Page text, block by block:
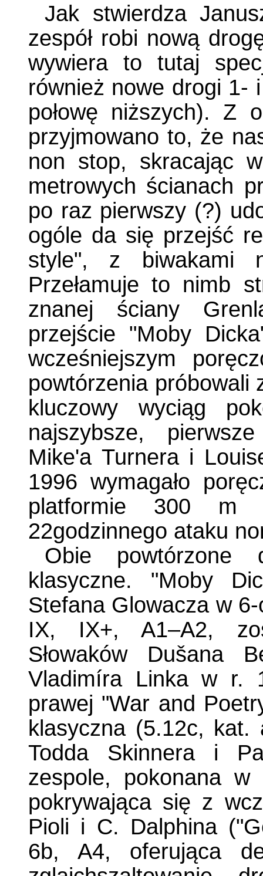
Jak stwierdza
zespół robi nową
wywiera to tutaj
również nowe drogi 1-
połowę niższych). Z
przyjmowano to, że
non stop, skracając
metrowych ścianach
po raz pierwszy (?)
ogóle da się przejść
style", z biwakami
Przełamuje to nimb
znanej ściany
przejście "Moby
wcześniejszym
powtórzenia próbowali
kluczowy wyciąg
najszybsze,
Mike'a Turnera i
1996 wymagało
platformie 300 m
22godzinnego ataku
Obie powtórzone
klasyczne. "Moby
Stefana Glowacza w
IX, IX+, A1–A2,
Słowaków Dušana
Vladimíra Linka w r.
prawej "War and
klasyczna (5.12c,
Todda Skinnera i
zespole, pokonana
pokrywająca się z
Pioli i C. Dalphina
6b, A4, oferująca